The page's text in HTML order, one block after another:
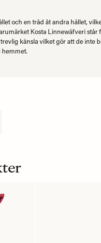
och en tråd åt andra hållet,
Kosta Linnewäfveri står
känsla vilket gör att de inte
hemmet.